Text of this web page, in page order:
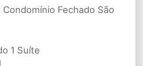
Fechado São
1 Suíte